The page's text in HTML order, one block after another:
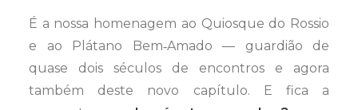
É a nossa homenagem ao Quiosque do Rossio
e ao Plátano Bem‑Amado — guardião de
quase dois séculos de encontros e agora
também deste novo capítulo. E fica a